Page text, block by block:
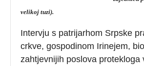
velikoj tuzi).
Intervju s patrijarhom Srpske
crkve, gospodinom Irinejem,
zahtjevnijih poslova protekloga